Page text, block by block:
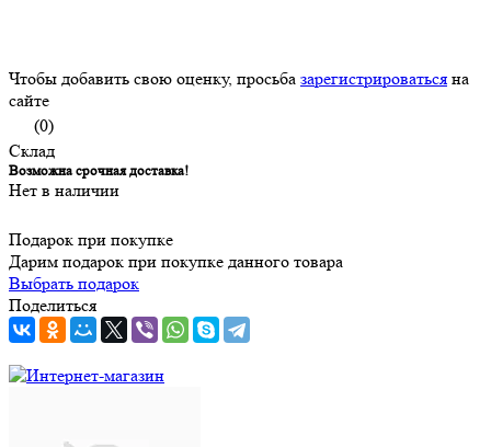
Чтобы добавить свою оценку, просьба зарегистрироваться на
сайте
(0)
Склад
Возможна срочная доставка!
Нет в наличии
Подарок при покупке
Дарим подарок при покупке данного товара
Выбрать подарок
Поделиться